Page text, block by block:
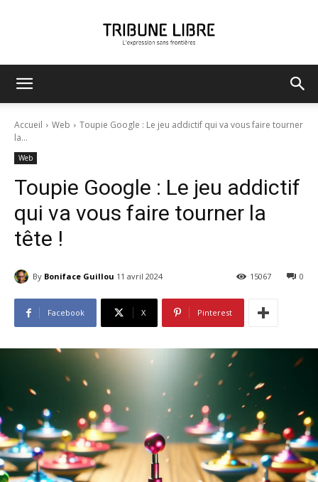
Accueil Web
Toupie Google : Le jeu addictif qui va vous faire tourner
la...
Web
Toupie Google : Le jeu addictif
qui va vous faire tourner la
tête !
By Boniface Guillou 11 avril 2024 0
15067
Facebook X Pinterest